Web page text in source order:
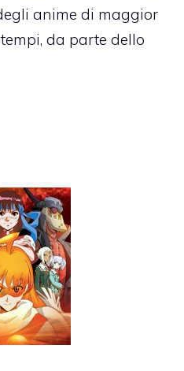
anime di maggior
da parte dello